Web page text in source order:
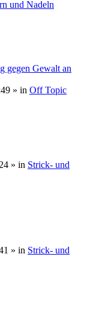
und Nadeln
gegen Gewalt an
» in Off Topic
» in Strick- und
» in Strick- und